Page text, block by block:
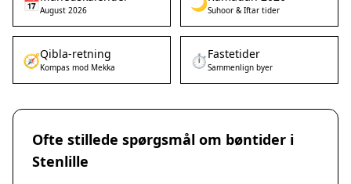
August 2026 Suhoor & Iftar tider
🧭Qibla-retning
Kompas mod Mekka ⏱️Fastetider
Sammenlign byer
Ofte stillede spørgsmål om bøntider i
Stenlille